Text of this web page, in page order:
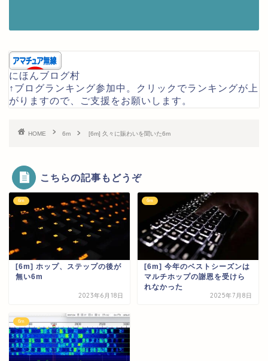
にほんブログ村
↑ブログランキング参加中。クリックでランキングが上
がりますので、ご支援をお願いします。
HOME 6m [6m] 久々に賑わいを聞いた6m
こちらの記事もどうぞ
6m
[6m] ホップ、ステップの後が
無い6m
2023年6月18日
6m
[6m] 今年のベストシーズンは
マルチホップの謝恩を受けら
れなかった
2025年7月8日
6m